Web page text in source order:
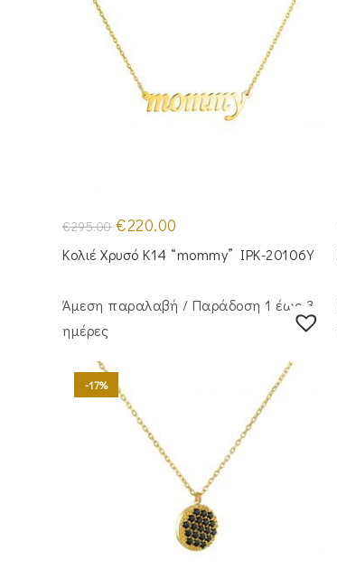
€295.00 Original
price
was:
€295.00.
€220.00
είναι:
Κολιέ Χρυσό Κ14 “mommy” IPK-20106Y
Άμεση παραλαβή / Παράδoση 1 έως 3
ημέρες
-17%